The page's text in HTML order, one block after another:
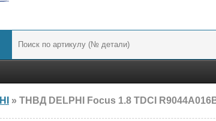
» ТНВД DELPHI Focus 1.8 TDCI R9044A016B